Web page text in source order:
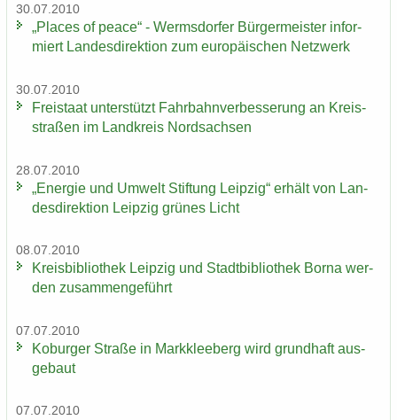
30.07.2010
„Places of peace“ - Werms­dor­fer Bür­ger­meis­ter in­for­
miert Lan­des­di­rek­ti­on zum eu­ro­päi­schen Netz­werk
30.07.2010
Frei­staat un­ter­stützt Fahr­bahn­ver­bes­se­rung an Kreis­
stra­ßen im Land­kreis Nord­sach­sen
28.07.2010
„En­er­gie und Um­welt Stif­tung Leip­zig“ er­hält von Lan­
des­di­rek­ti­on Leip­zig grü­nes Licht
08.07.2010
Kreis­bi­blio­thek Leip­zig und Stadt­bi­blio­thek Borna wer­
den zu­sam­men­ge­führt
07.07.2010
Ko­bur­ger Stra­ße in Mark­klee­berg wird grund­haft aus­
ge­baut
07.07.2010